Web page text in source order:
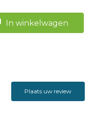
In winkelwagen
Plaats uw review